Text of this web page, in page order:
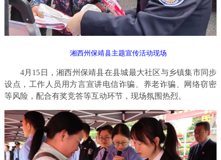
湘西州保靖县主题宣传活动现场
4月15日，湘西州保靖县在县城最大社区与乡镇集市同步
设点，工作人员用方言宣讲电信诈骗、养老诈骗、网络窃密
等风险，配合有奖竞答等互动环节，现场氛围热烈。